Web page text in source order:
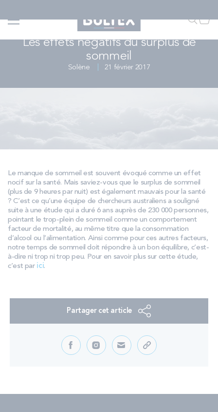
Faire
FAIRE UNE RECHERCHE
ACCESSOIRES
PROMOS
Technologie bultex
Storelocator
ContactMon compte
SOMMEIL, SANTÉ & BIEN-ÊTRE
Les effets négatifs du surplus de
sommeil
Solène 21 février 2017
Le manque de sommeil est souvent évoqué comme un effet
nocif sur la santé. Mais saviez-vous que le surplus de sommeil
(plus de 9 heures par nuit) est également mauvais pour la santé
? C’est ce qu’une équipe de chercheurs australiens a souligné
suite à une étude qui a duré 6 ans auprès de 230 000 personnes,
pointant le trop-plein de sommeil comme un comportement
facteur de mortalité, au même titre que la consommation
d’alcool ou l’alimentation. Ainsi comme pour ces autres facteurs,
notre temps de sommeil doit répondre à un bon équilibre, c’est-
à-dire ni trop ni trop peu. Pour en savoir plus sur cette étude,
c’est par ici.
Partager cet article